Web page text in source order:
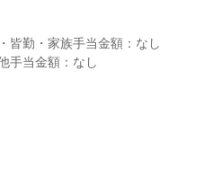
皆勤・家族手当金額：なし
手当金額：なし